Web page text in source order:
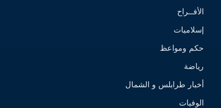
الأفــراح
إسلاميات
حكم ومواعظ
رياضة
أخبار طرابلس و الشمال
الوفيات